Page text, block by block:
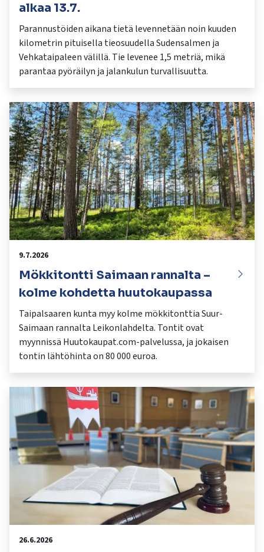
alkaa 13.7.
Parannustöiden aikana tietä levennetään noin kuuden
kilometrin pituisella tieosuudella Sudensalmen ja
Vehkataipaleen välillä. Tie levenee 1,5 metriä, mikä
parantaa pyöräilyn ja jalankulun turvallisuutta.
9.7.2026
Mökkitontti Saimaan rannalta –
kolme kohdetta huutokaupassa
Taipalsaaren kunta myy kolme mökkitonttia Suur-
Saimaan rannalta Leikonlahdelta. Tontit ovat
myynnissä Huutokaupat.com-palvelussa, ja jokaisen
tontin lähtöhinta on 80 000 euroa.
26.6.2026